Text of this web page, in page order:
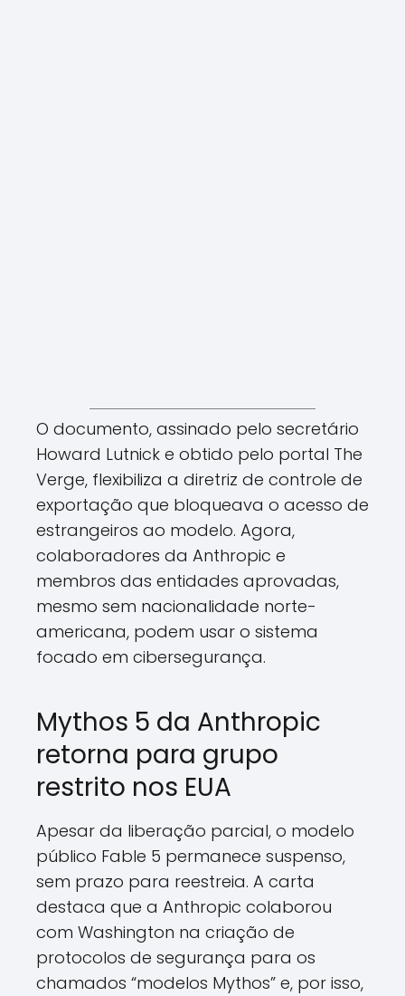
O documento, assinado pelo secretário
Howard Lutnick e obtido pelo portal The
Verge, flexibiliza a diretriz de controle de
exportação que bloqueava o acesso de
estrangeiros ao modelo. Agora,
colaboradores da Anthropic e
membros das entidades aprovadas,
mesmo sem nacionalidade norte-
americana, podem usar o sistema
focado em cibersegurança.
Mythos 5 da Anthropic
retorna para grupo
restrito nos EUA
Apesar da liberação parcial, o modelo
público Fable 5 permanece suspenso,
sem prazo para reestreia. A carta
destaca que a Anthropic colaborou
com Washington na criação de
protocolos de segurança para os
chamados “modelos Mythos” e, por isso,